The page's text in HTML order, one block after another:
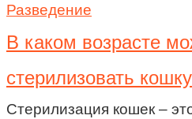
Разведение
В каком возрасте
стерилизовать
Стерилизация кошек –